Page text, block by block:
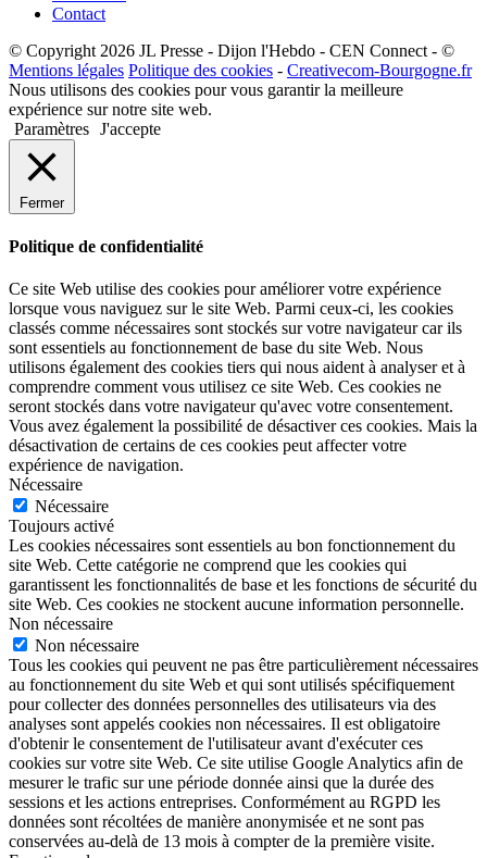
Contact
© Copyright 2026 JL Presse - Dijon l'Hebdo - CEN Connect - ©
Mentions légales Politique des cookies - Creativecom-Bourgogne.fr
Nous utilisons des cookies pour vous garantir la meilleure
expérience sur notre site web.
Paramètres J'accepte
Fermer
Politique de confidentialité
Ce site Web utilise des cookies pour améliorer votre expérience
lorsque vous naviguez sur le site Web. Parmi ceux-ci, les cookies
classés comme nécessaires sont stockés sur votre navigateur car ils
sont essentiels au fonctionnement de base du site Web. Nous
utilisons également des cookies tiers qui nous aident à analyser et à
comprendre comment vous utilisez ce site Web. Ces cookies ne
seront stockés dans votre navigateur qu'avec votre consentement.
Vous avez également la possibilité de désactiver ces cookies. Mais la
désactivation de certains de ces cookies peut affecter votre
expérience de navigation.
Nécessaire
Nécessaire
Toujours activé
Les cookies nécessaires sont essentiels au bon fonctionnement du
site Web. Cette catégorie ne comprend que les cookies qui
garantissent les fonctionnalités de base et les fonctions de sécurité du
site Web. Ces cookies ne stockent aucune information personnelle.
Non nécessaire
Non nécessaire
Tous les cookies qui peuvent ne pas être particulièrement nécessaires
au fonctionnement du site Web et qui sont utilisés spécifiquement
pour collecter des données personnelles des utilisateurs via des
analyses sont appelés cookies non nécessaires. Il est obligatoire
d'obtenir le consentement de l'utilisateur avant d'exécuter ces
cookies sur votre site Web. Ce site utilise Google Analytics afin de
mesurer le trafic sur une période donnée ainsi que la durée des
sessions et les actions entreprises. Conformément au RGPD les
données sont récoltées de manière anonymisée et ne sont pas
conservées au-delà de 13 mois à compter de la première visite.